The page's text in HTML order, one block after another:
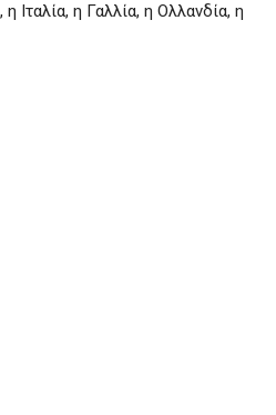
Ιταλία, η Γαλλία, η Ολλανδία, η